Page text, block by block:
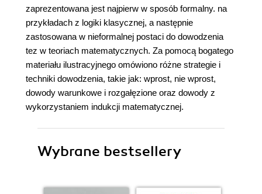
zaprezentowana jest najpierw w sposób formalny. na
przykładach z logiki klasycznej, a następnie
zastosowana w nieformalnej postaci do dowodzenia
tez w teoriach matematycznych. Za pomocą bogatego
materiału ilustracyjnego omówiono różne strategie i
techniki dowodzenia, takie jak: wprost, nie wprost,
dowody warunkowe i rozgałęzione oraz dowody z
wykorzystaniem indukcji matematycznej.
Wybrane bestsellery